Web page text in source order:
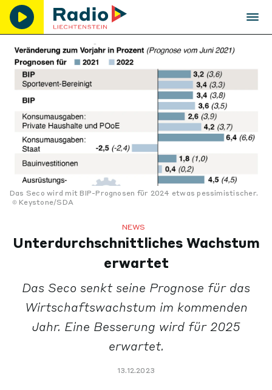
Das Seco wird mit BIP-Prognosen für 2024 etwas pessimistischer.
Keystone/SDA
NEWS
Unterdurchschnittliches Wachstum
erwartet
Das Seco senkt seine Prognose für das
Wirtschaftswachstum im kommenden
Jahr. Eine Besserung wird für 2025
erwartet.
13.12.2023